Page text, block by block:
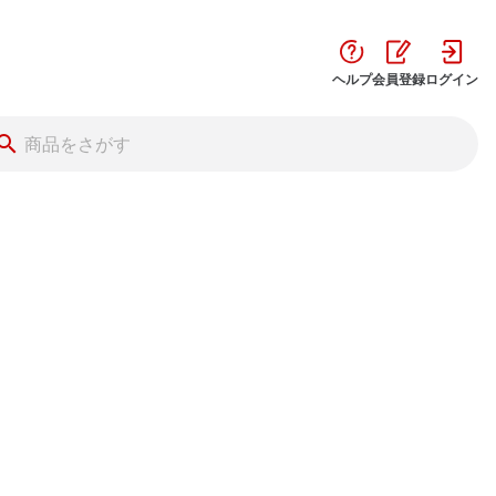
ヘルプ会員登録ログイン